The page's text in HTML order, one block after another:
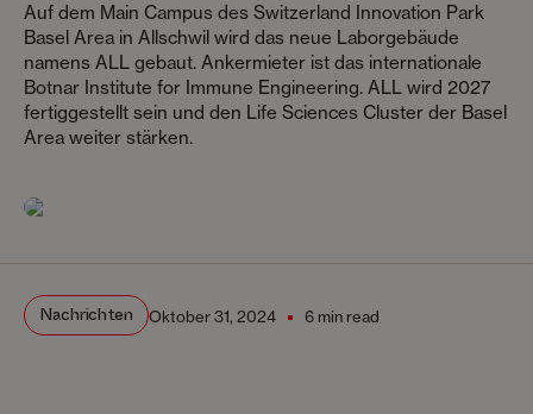
Auf dem Main Campus des Switzerland Innovation Park
Basel Area in Allschwil wird das neue Laborgebäude
namens ALL gebaut. Ankermieter ist das internationale
Botnar Institute for Immune Engineering. ALL wird 2027
fertiggestellt sein und den Life Sciences Cluster der Basel
Area weiter stärken.
Nachrichten Oktober 31, 2024 6 min read